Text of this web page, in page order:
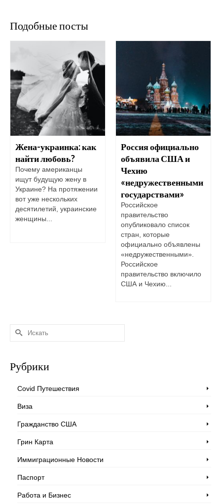
Подобные посты
Жена-украинка: как
найти любовь?
Почему американцы
ищут будущую жену в
Украине? На протяжении
вот уже нескольких
десятилетий, украинские
женщины...
Россия официально
объявила США и
Чехию
«недружественными
государствами»
Российское
правительство
опубликовало список
стран, которые
официально объявлены
«недружественными».
Российское
правительство включило
США и Чехию...
Искать:
Рубрики
Covid Путешествия
Виза
Гражданство США
Грин Карта
Иммиграционные Новости
Паспорт
Работа и Бизнес